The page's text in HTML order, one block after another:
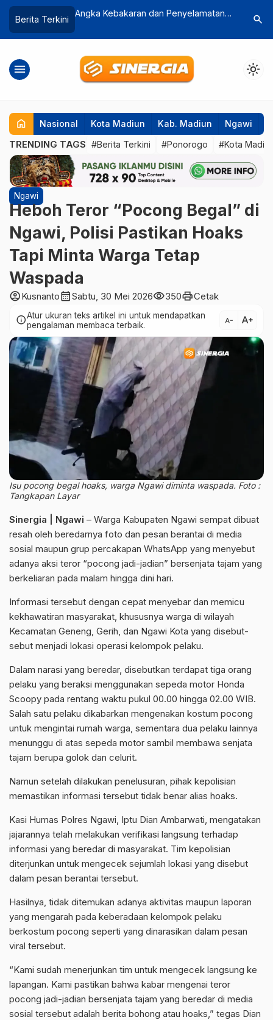
Berita Terkini
Damkar dan Relawan Evakuasi
13 Meter
search
menu light_mode
home Nasional Kota Madiun Kab. Madiun Ngawi
TRENDING TAGS #Berita Terkini #Ponorogo #Kota
Ngawi
Heboh Teror “Pocong Begal” di
Ngawi, Polisi Pastikan Hoaks
Tapi Minta Warga Tetap
Waspada
account_circleKusnantocalendar_monthSabtu, 30 Mei 2026visibility350printCetak
infoAtur ukuran teks artikel ini untuk mendapatkan
pengalaman membaca terbaik.
text_decrease text_increase
Isu pocong begal hoaks, warga Ngawi diminta waspada. Foto :
Tangkapan Layar
Sinergia | Ngawi – Warga Kabupaten Ngawi sempat dibuat
resah oleh beredarnya foto dan pesan berantai di media
sosial maupun grup percakapan WhatsApp yang menyebut
adanya aksi teror “pocong jadi-jadian” bersenjata tajam yang
berkeliaran pada malam hingga dini hari.
Informasi tersebut dengan cepat menyebar dan memicu
kekhawatiran masyarakat, khususnya warga di wilayah
Kecamatan Geneng, Gerih, dan Ngawi Kota yang disebut-
sebut menjadi lokasi operasi kelompok pelaku.
Dalam narasi yang beredar, disebutkan terdapat tiga orang
pelaku yang beraksi menggunakan sepeda motor Honda
Scoopy pada rentang waktu pukul 00.00 hingga 02.00 WIB.
Salah satu pelaku dikabarkan mengenakan kostum pocong
untuk mengintai rumah warga, sementara dua pelaku lainnya
menunggu di atas sepeda motor sambil membawa senjata
tajam berupa golok dan celurit.
Namun setelah dilakukan penelusuran, pihak kepolisian
memastikan informasi tersebut tidak benar alias hoaks.
Kasi Humas Polres Ngawi, Iptu Dian Ambarwati, mengatakan
jajarannya telah melakukan verifikasi langsung terhadap
informasi yang beredar di masyarakat. Tim kepolisian
diterjunkan untuk mengecek sejumlah lokasi yang disebut
dalam pesan berantai tersebut.
Hasilnya, tidak ditemukan adanya aktivitas maupun laporan
yang mengarah pada keberadaan kelompok pelaku
berkostum pocong seperti yang dinarasikan dalam pesan
viral tersebut.
“Kami sudah menerjunkan tim untuk mengecek langsung ke
lapangan. Kami pastikan bahwa kabar mengenai teror
pocong jadi-jadian bersenjata tajam yang beredar di media
sosial tersebut adalah berita bohong atau hoaks,” tegas Dian